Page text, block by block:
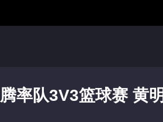
率队3V3篮球赛 黄